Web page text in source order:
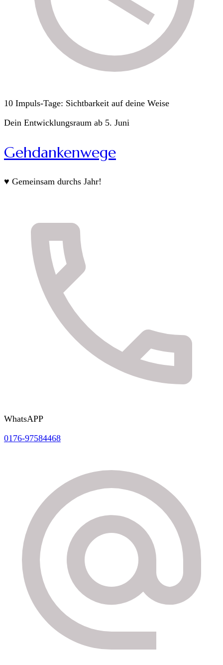
10 Impuls-Tage: Sichtbarkeit auf deine Weise
Dein Entwicklungsraum ab 5. Juni
Gehdankenwege
♥ Gemeinsam durchs Jahr!
WhatsAPP
0176-97584468